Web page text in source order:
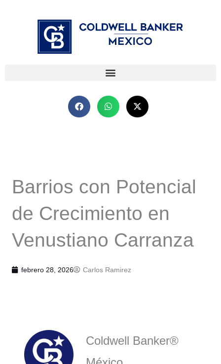
Barrios con Potencial
de Crecimiento en
Venustiano Carranza
febrero 28, 2026 Carlos Ramirez
Coldwell Banker®